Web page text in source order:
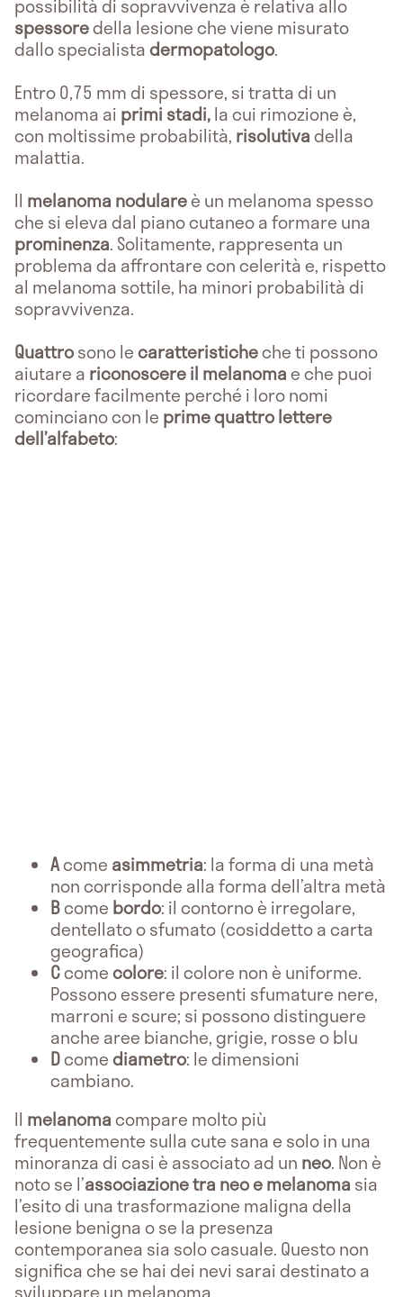
possibilità di sopravvivenza è relativa allo
spessoredella lesione che viene misurato
dallo specialistadermopatologo.
Entro 0,75 mm di spessore, si tratta di un
melanoma ai primi stadi,la cui rimozione è,
con moltissime probabilità, risolutivadella
malattia.
Il melanoma nodulareè un melanoma spesso
che si eleva dal piano cutaneo a formare una
prominenza. Solitamente, rappresenta un
problema da affrontare con celerità e, rispetto
al melanoma sottile, ha minori probabilità di
sopravvivenza.
Quattrosono lecaratteristicheche ti possono
aiutare a riconoscere il melanomae che puoi
ricordare facilmente perché i loro nomi
cominciano con le prime quattro lettere
dell’alfabeto:
Acome asimmetria: la forma di una metà
non corrisponde alla forma dell’altra metà
Bcome bordo: il contorno è irregolare,
dentellato o sfumato (cosiddetto a carta
geografica)
Ccomecolore: il colore non è uniforme.
Possono essere presenti sfumature nere,
marroni e scure; si possono distinguere
anche aree bianche, grigie, rosse o blu
Dcomediametro: le dimensioni
cambiano.
Il melanomacompare molto più
frequentemente sulla cute sana e solo in una
minoranza di casi è associato ad un neo. Non è
noto se l’associazione tra neo e melanoma sia
l’esito di una trasformazione maligna della
lesione benigna o se la presenza
contemporanea sia solo casuale. Questo non
significa che se hai dei nevi sarai destinato a